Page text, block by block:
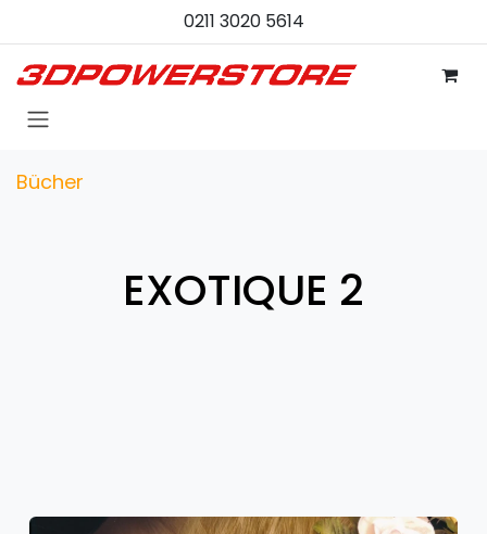
Zum Inhalt springen0211 3020 5614
Bücher
EXOTIQUE 2